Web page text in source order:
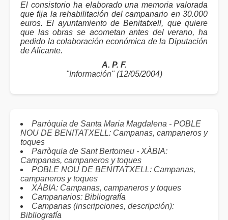
El consistorio ha elaborado una memoria valorada
que fija la rehabilitación del campanario en 30.000
euros. El ayuntamiento de Benitatxell, que quiere
que las obras se acometan antes del verano, ha
pedido la colaboración económica de la Diputación
de Alicante.
A. P. F.
"Información" (12/05/2004)
Parròquia de Santa Maria Magdalena - POBLE
NOU DE BENITATXELL: Campanas, campaneros y
toques
Parròquia de Sant Bertomeu - XÀBIA:
Campanas, campaneros y toques
POBLE NOU DE BENITATXELL: Campanas,
campaneros y toques
XÀBIA: Campanas, campaneros y toques
Campanarios: Bibliografía
Campanas (inscripciones, descripción):
Bibliografía